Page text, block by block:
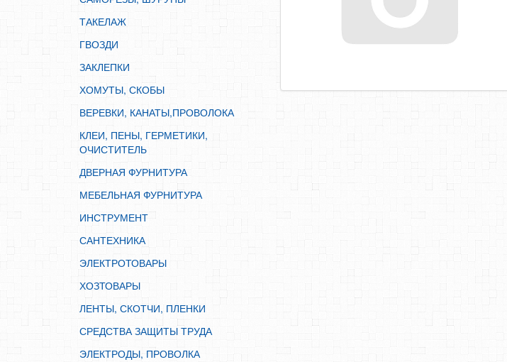
МЕБЕЛЬНАЯ ФУРНИТУРА
ИНСТРУМЕНТ
САНТЕХНИКА
ЭЛЕКТРОТОВАРЫ
ХОЗТОВАРЫ
ЛЕНТЫ, СКОТЧИ, ПЛЕНКИ
СРЕДСТВА ЗАЩИТЫ ТРУДА
ЭЛЕКТРОДЫ, ПРОВОЛКА
ТАКЕЛАЖ
ГВОЗДИ
ЗАКЛЕПКИ
ХОМУТЫ, СКОБЫ
ВЕРЕВКИ, КАНАТЫ,ПРОВОЛОКА
КЛЕИ, ПЕНЫ, ГЕРМЕТИКИ,
ОЧИСТИТЕЛЬ
ДВЕРНАЯ ФУРНИТУРА
МЕБЕЛЬНАЯ ФУРНИТУРА
ИНСТРУМЕНТ
САНТЕХНИКА
ЭЛЕКТРОТОВАРЫ
ХОЗТОВАРЫ
ЛЕНТЫ, СКОТЧИ, ПЛЕНКИ
СРЕДСТВА ЗАЩИТЫ ТРУДА
ЭЛЕКТРОДЫ, ПРОВОЛКА